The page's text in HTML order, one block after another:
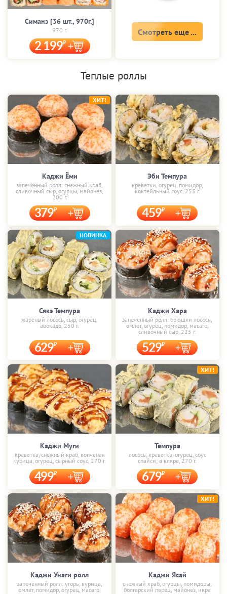
Симанэ [36 шт., 970г.]
970 г.
2 199
Смотреть еще ...
Теплые роллы
Каджи Ёми
запечённый ролл: снежный краб,
сливочный сыр, огурцы, майонез,
200 г.
379
ХИТ!
Эби Темпура
креветки, огурец, помидор,
коктейльный соус, 255 г.
459
Сякэ Темпура
жареный лосось, сыр, огурец,
авокадо, 250 г.
629
НОВИНКА
Каджи Хара
запечённый ролл: брюшки лосося,
омлет, огурец, помидор, масаго,
сливочный сыр, 225 г.
529
Каджи Муги
креветка, снежный краб, копчёная
курица, огурец, сырный соус, 270 г.
499
Темпура
лосось, креветка, огурец, соус
спайси; в кляре, 270 г.
679
ХИТ!
Каджи Унаги ролл
запечённый ролл: угорь, курица,
омлет, помидор, огурец, масаго,
Каджи Ясай
снежный краб, огурцы, помидоры,
болгарский перец, майонез, икра
ХИТ!